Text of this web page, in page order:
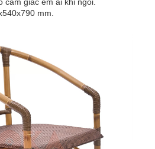
mm.